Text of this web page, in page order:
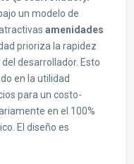
un modelo de
amenidades
prioriza la rapidez
desarrollador. Esto
en la utilidad
para un costo-
en el 100%
El diseño es